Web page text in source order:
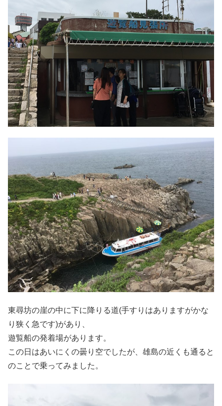
東尋坊の崖の中に下に降りる道(手すりはありますがかな
り狭く急です)があり、
遊覧船の発着場があります。
この日はあいにくの曇り空でしたが、雄島の近くも通ると
のことで乗ってみました。